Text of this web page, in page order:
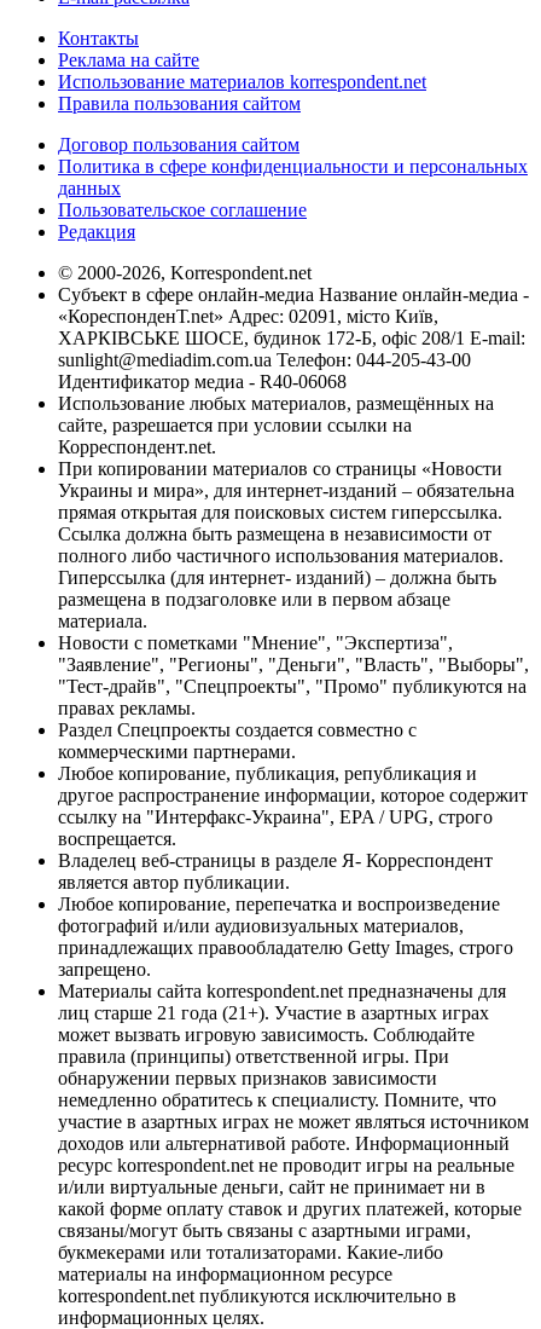
Контакты
Реклама на сайте
Использование материалов korrespondent.net
Правила пользования сайтом
Договор пользования сайтом
Политика в сфере конфиденциальности и персональных
данных
Пользовательское соглашение
Редакция
© 2000-2026, Korrespondent.net
Субъект в сфере онлайн-медиа Название онлайн-медиа -
«КореспонденТ.net» Адрес: 02091, місто Київ,
ХАРКІВСЬКЕ ШОСЕ, будинок 172-Б, офіс 208/1 E-mail:
sunlight@mediadim.com.ua Телефон: 044-205-43-00
Идентификатор медиа - R40-06068
Использование любых материалов, размещённых на
сайте, разрешается при условии ссылки на
Корреспондент.net.
При копировании материалов со страницы «Новости
Украины и мира», для интернет-изданий – обязательна
прямая открытая для поисковых систем гиперссылка.
Ссылка должна быть размещена в независимости от
полного либо частичного использования материалов.
Гиперссылка (для интернет- изданий) – должна быть
размещена в подзаголовке или в первом абзаце
материала.
Новости с пометками "Мнение", "Экспертиза",
"Заявление", "Регионы", "Деньги", "Власть", "Выборы",
"Тест-драйв", "Спецпроекты", "Промо" публикуются на
правах рекламы.
Раздел Спецпроекты создается совместно с
коммерческими партнерами.
Любое копирование, публикация, републикация и
другое распространение информации, которое содержит
ссылку на "Интерфакс-Украина", EPA / UPG, строго
воспрещается.
Владелец веб-страницы в разделе Я- Корреспондент
является автор публикации.
Любое копирование, перепечатка и воспроизведение
фотографий и/или аудиовизуальных материалов,
принадлежащих правообладателю Getty Images, строго
запрещено.
Материалы сайта korrespondent.net предназначены для
лиц старше 21 года (21+). Участие в азартных играх
может вызвать игровую зависимость. Соблюдайте
правила (принципы) ответственной игры. При
обнаружении первых признаков зависимости
немедленно обратитесь к специалисту. Помните, что
участие в азартных играх не может являться источником
доходов или альтернативой работе. Информационный
ресурс korrespondent.net не проводит игры на реальные
и/или виртуальные деньги, сайт не принимает ни в
какой форме оплату ставок и других платежей, которые
связаны/могут быть связаны с азартными играми,
букмекерами или тотализаторами. Какие-либо
материалы на информационном ресурсе
korrespondent.net публикуются исключительно в
информационных целях.